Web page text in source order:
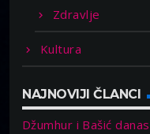
Zdravlje
Kultura
NAJNOVIJI ČLANCI
Džumhur i Bašić